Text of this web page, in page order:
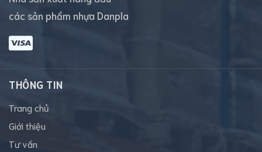
các sản phẩm nhựa Danpla
THÔNG TIN
Trang chủ
Giới thiệu
Tư vấn